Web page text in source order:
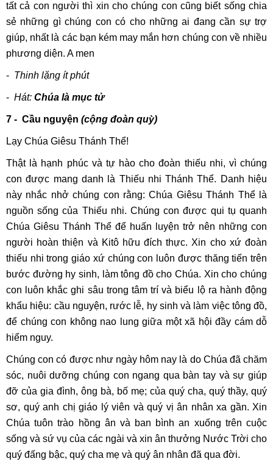
tất cả con người thì xin cho chúng con cũng biết sống chia
sẻ những gì chúng con có cho những ai đang cần sự trợ
giúp, nhất là các bạn kém may mắn hơn chúng con về nhiều
phương diện. A men
- Thinh lặng ít phút
- Hát: Chúa là mục tử
7 - Cầu nguyện (cộng đoàn quỳ)
Lạy Chúa Giêsu Thánh Thể!
Thật là hạnh phúc và tự hào cho đoàn thiếu nhi, vì chúng
con được mang danh là Thiếu nhi Thánh Thể. Danh hiệu
này nhắc nhở chúng con rằng: Chúa Giêsu Thánh Thể là
nguồn sống của Thiếu nhi. Chúng con được qui tụ quanh
Chúa Giêsu Thánh Thể để huấn luyện trở nên những con
người hoàn thiện và Kitô hữu đích thực. Xin cho xứ đoàn
thiếu nhi trong giáo xứ chúng con luôn được thăng tiến trên
bước đường hy sinh, làm tông đồ cho Chúa. Xin cho chúng
con luôn khắc ghi sâu trong tâm trí và biểu lộ ra hành động
khẩu hiệu: cầu nguyện, rước lễ, hy sinh và làm việc tông đồ,
để chúng con không nao lung giữa một xã hội đầy cám dỗ
hiểm nguy.
Chúng con có được như ngày hôm nay là do Chúa đã chăm
sóc, nuôi dưỡng chúng con ngang qua bàn tay và sự giúp
đỡ của gia đình, ông bà, bố mẹ; của quý cha, quý thầy, quý
sơ, quý anh chị giáo lý viên và quý vị ân nhân xa gần. Xin
Chúa tuôn trào hồng ân và ban bình an xuống trên cuộc
sống và sứ vụ của các ngài và xin ân thưởng Nước Trời cho
quý đấng bậc, quý cha mẹ và quý ân nhân đã qua đời.